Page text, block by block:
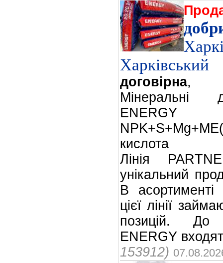
договірна,
Мінеральні
ENERGY
кислота
Лінія
унікальний
В
цієї лінії
позицій. До
ENERGY
153912)